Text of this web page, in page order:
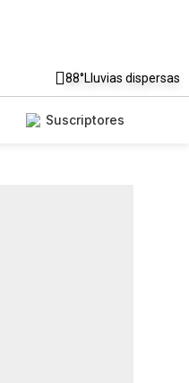
88°Lluvias dispersas
Suscriptores